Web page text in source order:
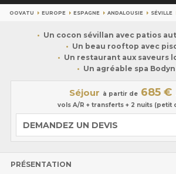
OOVATU EUROPE ESPAGNE ANDALOUSIE SÉVILLE
Un cocon sévillan avec patios
Un beau rooftop avec
Un restaurant aux saveurs
Un agréable spa
Séjour à partir de 685 €
vols A/R + transferts + 2 nuits (petit
DEMANDEZ UN DEVIS
PRÉSENTATION